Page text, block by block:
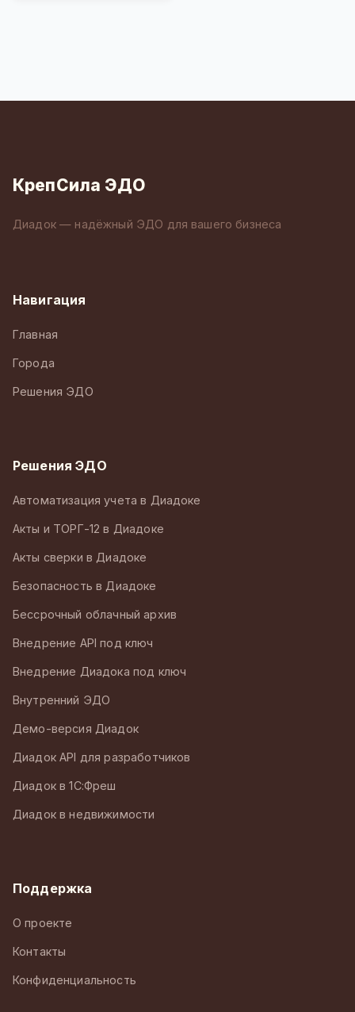
КрепСила ЭДО
Диадок — надёжный ЭДО для вашего бизнеса
Навигация
Главная
Города
Решения ЭДО
Решения ЭДО
Автоматизация учета в Диадоке
Акты и ТОРГ-12 в Диадоке
Акты сверки в Диадоке
Безопасность в Диадоке
Бессрочный облачный архив
Внедрение API под ключ
Внедрение Диадока под ключ
Внутренний ЭДО
Демо-версия Диадок
Диадок API для разработчиков
Диадок в 1С:Фреш
Диадок в недвижимости
Поддержка
О проекте
Контакты
Конфиденциальность